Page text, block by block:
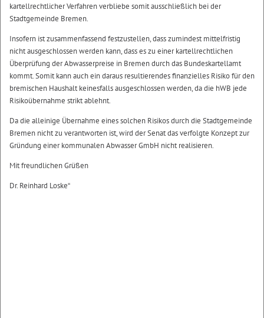
kartellrechtlicher Verfahren verbliebe somit ausschließlich bei der
Stadtgemeinde Bremen.
Insofern ist zusammenfassend festzustellen, dass zumindest mittelfristig
nicht ausgeschlossen werden kann, dass es zu einer kartellrechtlichen
Überprüfung der Abwasserpreise in Bremen durch das Bundeskartellamt
kommt. Somit kann auch ein daraus resultierendes finanzielles Risiko für den
bremischen Haushalt keinesfalls ausgeschlossen werden, da die hWB jede
Risikoübernahme strikt ablehnt.
Da die alleinige Übernahme eines solchen Risikos durch die Stadtgemeinde
Bremen nicht zu verantworten ist, wird der Senat das verfolgte Konzept zur
Gründung einer kommunalen Abwasser GmbH nicht realisieren.
Mit freundlichen Grüßen
Dr. Reinhard Loske“